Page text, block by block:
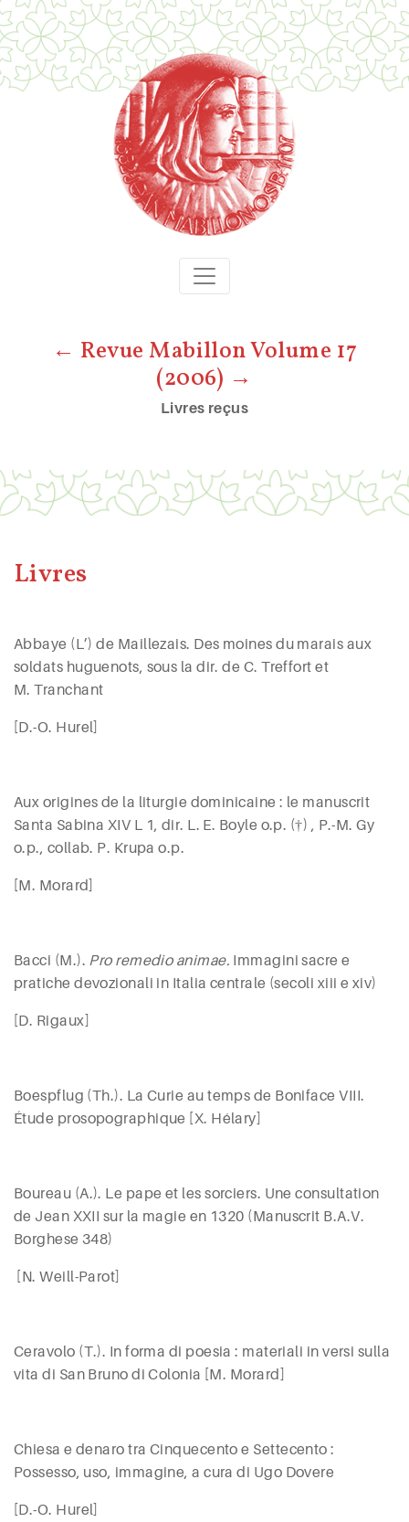
← Revue Mabillon Volume 17
(2006) →
Livres reçus
Livres
Abbaye (L’) de Maillezais. Des moines du marais aux
soldats huguenots, sous la dir. de C.Treffort et
M.Tranchant
[D.-O. Hurel
Aux origines de la liturgie dominicaine : le manuscrit
Santa Sabina XIV L 1, dir. L. E. Boyle o.p. (†) , P.-M.Gy
o.p., collab. P. Krupao.p.
[M. Morard]
Bacci (M.). Pro remedio animae. Immagini sacre e
pratiche devozionali in Italia centrale (secoli xiii e xiv)
[D. Rigaux]
Boespflug (Th.). La Curie au temps de Boniface VIII.
Étude prosopographique [X. Hélary]
Boureau (A.). Le pape et les sorciers. Une consultation
de Jean XXII sur la magie en 1320 (Manuscrit B.A.V.
Borghese 348)
[N. Weill-Parot]
Ceravolo (T.). In forma di poesia : materiali in versi sulla
vita di San Bruno di Colonia [M. Morard]
Chiesa e denaro tra Cinquecento e Settecento :
Possesso, uso, immagine, a cura di Ugo Dovere
[D.-O. Hurel